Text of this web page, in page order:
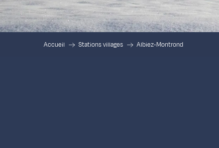
Accueil Stations villages Albiez-Montrond